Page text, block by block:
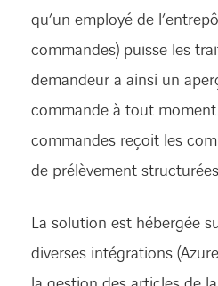
qu’un employé de
commandes) puisse les
demandeur a ainsi un
commande à tout
commandes reçoit les
de prélèvement
La solution est hébergée
diverses intégrations